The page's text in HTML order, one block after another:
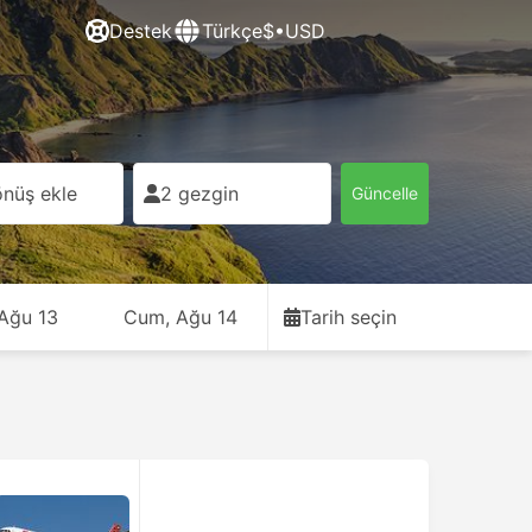
Destek Türkçe$•USD
ekle 2 gezgin Güncelle
13 Cum, Ağu 14 Tarih seçin